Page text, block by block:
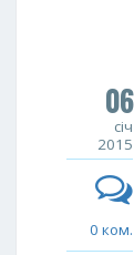
06
січ
2015
0 ком.